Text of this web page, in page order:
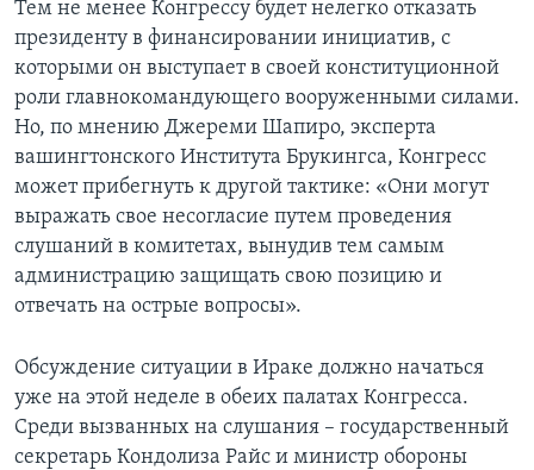
Тем не менее Конгрессу будет нелегко отказать
президенту в финансировании инициатив, с
которыми он выступает в своей конституционной
роли главнокомандующего вооруженными силами.
Но, по мнению Джереми Шапиро, эксперта
вашингтонского Института Брукингса, Конгресс
может прибегнуть к другой тактике: «Они могут
выражать свое несогласие путем проведения
слушаний в комитетах, вынудив тем самым
администрацию защищать свою позицию и
отвечать на острые вопросы».
Обсуждение ситуации в Ираке должно начаться
уже на этой неделе в обеих палатах Конгресса.
Среди вызванных на слушания – государственный
секретарь Кондолиза Райс и министр обороны